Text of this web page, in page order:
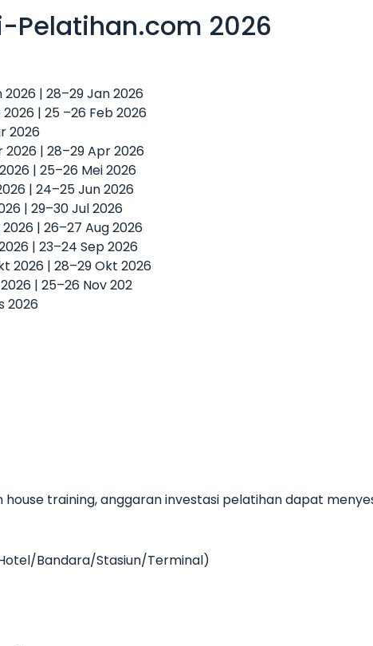
2026
2026 | 28–29 Jan 2026
2026 | 25 –26 Feb 2026
2026
2026 | 28–29 Apr 2026
| 25–26 Mei 2026
| 24–25 Jun 2026
| 29–30 Jul 2026
2026 | 26–27 Aug 2026
| 23–24 Sep 2026
2026 | 28–29 Okt 2026
2026 | 25–26 Nov 202
2026
training, anggaran investasi pelatihan dapat
Bandara/Stasiun/Terminal)